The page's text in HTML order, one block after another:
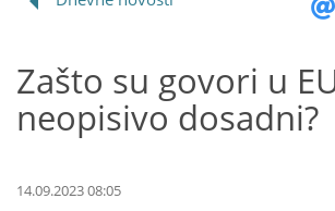
Zašto su govori u
neopisivo dosadni?
14.09.2023 08:05